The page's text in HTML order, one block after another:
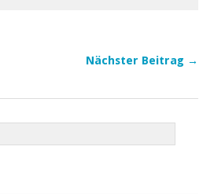
Nächster Beitrag →